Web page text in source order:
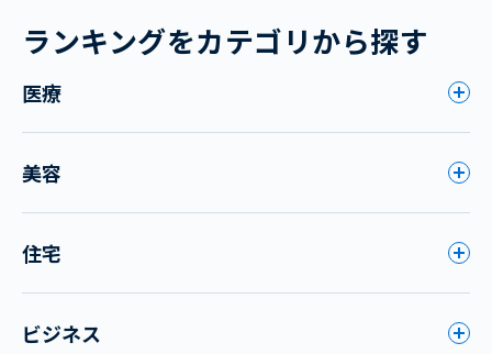
ランキングをカテゴリから探す
医療
美容
住宅
ビジネス